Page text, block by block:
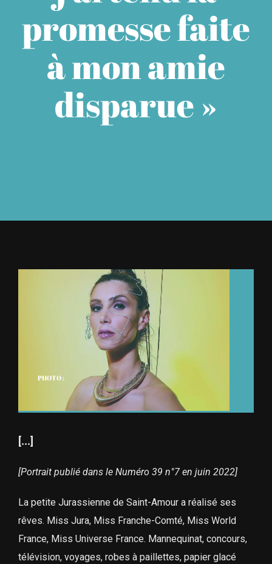
À L’AGENDA
OÙ TROUVER NUMÉRO 39
LIRE NUMÉRO 39
promesse faite
à mon amie
disparue »
PHOTO :
[...]
[Portrait publié dans le Numéro 39 n°7 en juin 2022]
La petite Jurassienne de Saint-Amour a réalisé ses
rêves. Miss Jura, Miss Franche-Comté, Miss World
France, Miss Universe France. Mannequinat, concours,
télévision, voyages, robes à paillettes, papier glacé